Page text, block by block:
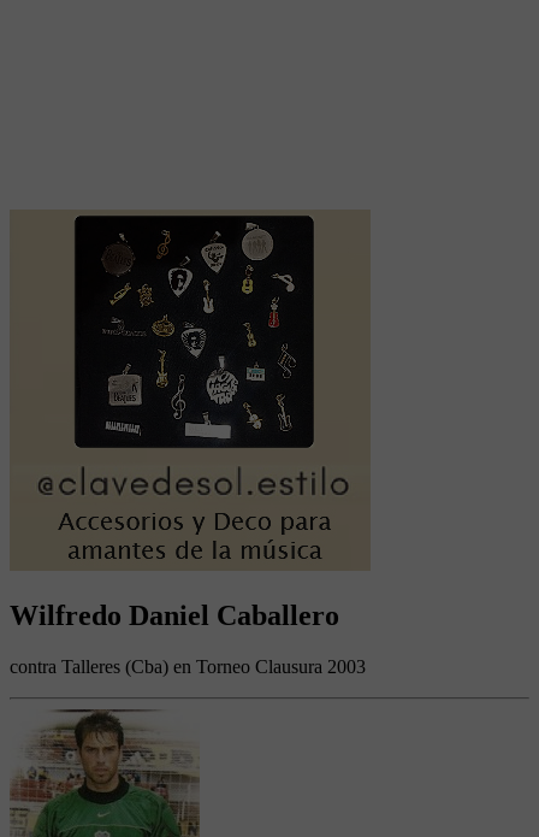
Wilfredo Daniel Caballero
contra Talleres (Cba) en Torneo Clausura 2003